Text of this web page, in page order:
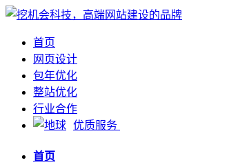
首页
网页设计
包年优化
整站优化
行业合作
优质服务
首页